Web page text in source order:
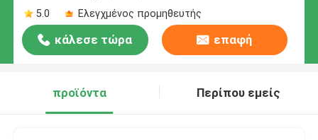
5.0
Ελεγχμένος προμηθευτής
κάλεσε τώρα επαφή
προϊόντα Περίπου εμείς